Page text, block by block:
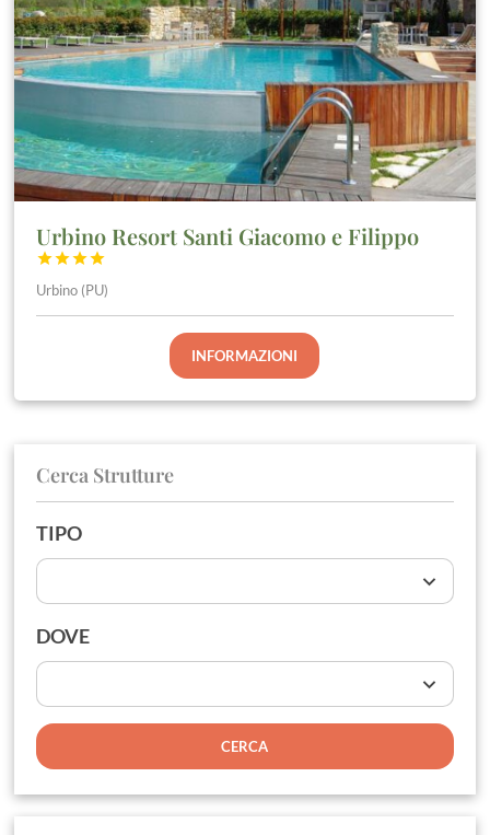
Urbino Resort Santi Giacomo e Filippo




Urbino (PU)
INFORMAZIONI
Cerca Strutture
TIPO
DOVE